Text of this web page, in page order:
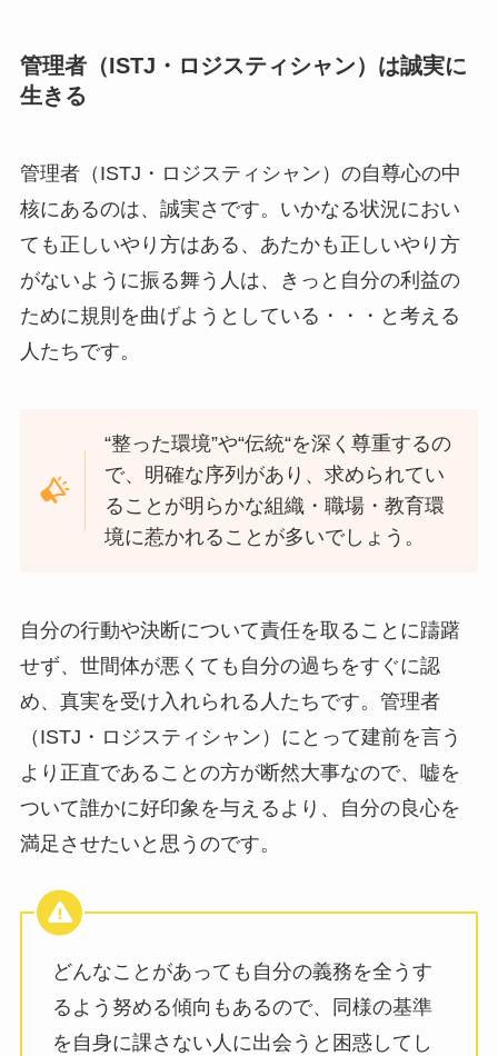
管理者（ISTJ・ロジスティシャン）は誠実に
生きる
管理者（ISTJ・ロジスティシャン）の自尊心の中
核にあるのは、誠実さです。いかなる状況におい
ても正しいやり方はある、あたかも正しいやり方
がないように振る舞う人は、きっと自分の利益の
ために規則を曲げようとしている・・・と考える
人たちです。
“整った環境”や“伝統“を深く尊重するの
で、明確な序列があり、求められてい
ることが明らかな組織・職場・教育環
境に惹かれることが多いでしょう。
自分の行動や決断について責任を取ることに躊躇
せず、世間体が悪くても自分の過ちをすぐに認
め、真実を受け入れられる人たちです。管理者
（ISTJ・ロジスティシャン）にとって建前を言う
より正直であることの方が断然大事なので、嘘を
ついて誰かに好印象を与えるより、自分の良心を
満足させたいと思うのです。
どんなことがあっても自分の義務を全うす
るよう努める傾向もあるので、同様の基準
を自身に課さない人に出会うと困惑してし